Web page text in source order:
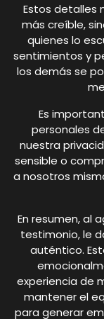
Estos detalles
más creíble,
quienes lo
sentimientos y
los demás se
Es
personales
nuestra
sensible o
a nosotros
En resumen, al
testimonio, le
auténtico.
experiencia de
mantener el
para generar